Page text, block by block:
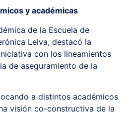
y académicas
de la Escuela de
Leiva, destacó la
con los lineamientos
de aseguramiento de la
a distintos académicos
visión co-constructiva de la